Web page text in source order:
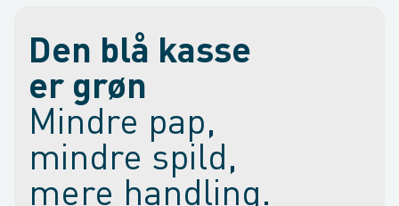
Den blå kasse
er grøn
Mindre pap,
mindre spild,
mere handling.